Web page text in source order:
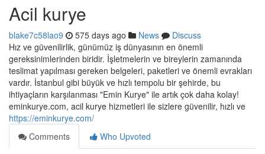
Acil kurye
blake7c58lao9 575 days ago News
Discuss
Hız ve güvenilirlik, günümüz iş dünyasının en önemli
gereksinimlerinden biridir. İşletmelerin ve bireylerin zamanında
teslimat yapılması gereken belgeleri, paketleri ve önemli evrakları
vardır. İstanbul gibi büyük ve hızlı tempolu bir şehirde, bu
ihtiyaçların karşılanması "Emin Kurye" ile artık çok daha kolay!
eminkurye.com, acil kurye hizmetleri ile sizlere güvenilir, hızlı ve
https://eminkurye.com/
Comments
Who Upvoted